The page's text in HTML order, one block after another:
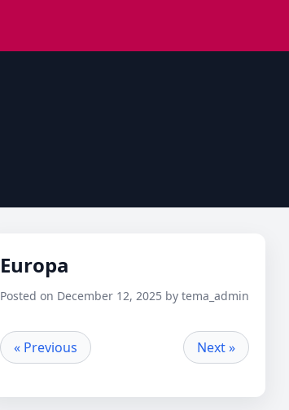
Europa
Posted on December 12, 2025 by tema_admin
« Previous Next »